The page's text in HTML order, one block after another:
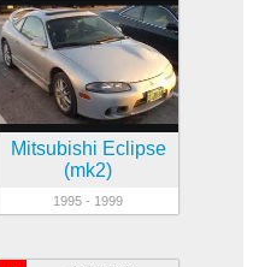
Mitsubishi Eclipse
(mk2)
1995 - 1999